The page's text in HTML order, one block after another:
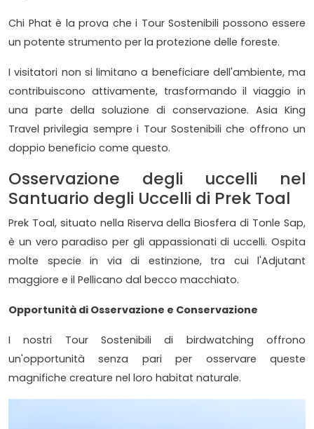
Chi Phat è la prova che i Tour Sostenibili possono essere
un potente strumento per la protezione delle foreste.
I visitatori non si limitano a beneficiare dell'ambiente, ma
contribuiscono attivamente, trasformando il viaggio in
una parte della soluzione di conservazione. Asia King
Travel privilegia sempre i Tour Sostenibili che offrono un
doppio beneficio come questo.
Osservazione degli uccelli nel
Santuario degli Uccelli di Prek Toal
Prek Toal, situato nella Riserva della Biosfera di Tonle Sap,
è un vero paradiso per gli appassionati di uccelli. Ospita
molte specie in via di estinzione, tra cui l'Adjutant
maggiore e il Pellicano dal becco macchiato.
Opportunità di Osservazione e Conservazione
I nostri Tour Sostenibili di birdwatching offrono
un'opportunità senza pari per osservare queste
magnifiche creature nel loro habitat naturale.